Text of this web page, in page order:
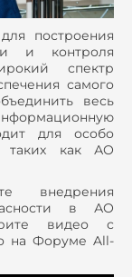
построения
и контроля
спектр
самого
весь
для особо
таких как АО
внедрения
в АО
видео с
на Форуме All-